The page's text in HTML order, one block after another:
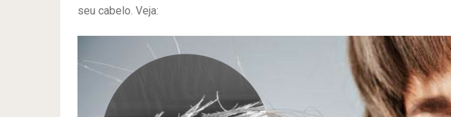
seu cabelo. Veja: